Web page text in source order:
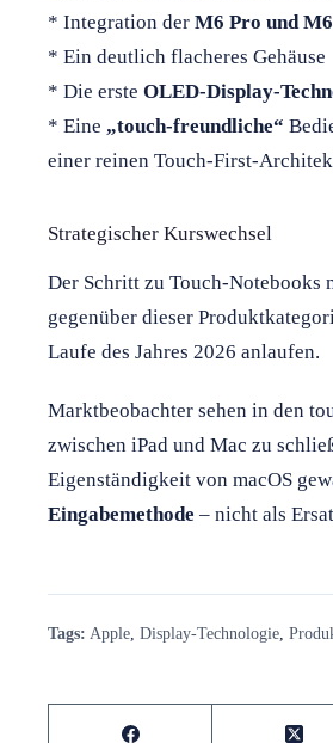
* Integration der M6 Pro und
* Ein deutlich flacheres Gehäuse
* Die erste OLED-Display-
* Eine „touch-freundliche“
einer reinen Touch-First-
Strategischer Kurswechsel
Der Schritt zu Touch-Notebooks
gegenüber dieser
Laufe des Jahres 2026 anlaufen.
Marktbeobachter sehen in den
zwischen iPad und Mac zu
Eigenständigkeit von macOS
Eingabemethode – nicht als
Tags: Apple Display-Technologie